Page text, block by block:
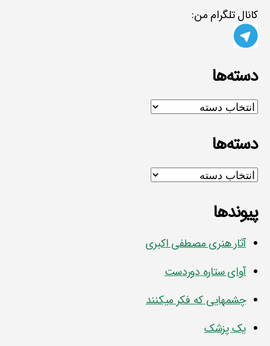
کانال تلگرام من:
دسته‌ها
دسته‌ها
دسته‌ها
دسته‌ها
پیوندها
آثار هنری مصطفی اکبری
آوای ستاره دوردست
چشمهایی که فکر میکنند
یک پزشک